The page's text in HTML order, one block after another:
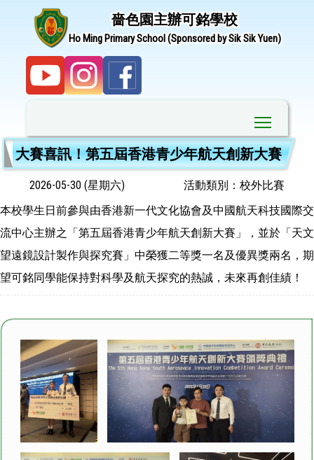
嗇色園主辦可銘學校
Ho Ming Primary School (Sponsored by Sik Sik Yuen)
大賽喜訊！第五屆香港青少年航天創新大賽
2026-05-30 (星期六)
活動類別：校外比賽
本校學生日前參與由香港新一代文化協會及中國航天科技國際交
流中心主辦之「第五屆香港青少年航天創新大賽」，並於「天文
望遠鏡設計製作與探究賽」中榮獲二等獎一名及優異獎兩名，期
望可銘同學能保持對科學及航天探究的熱誠，未來再創佳績！